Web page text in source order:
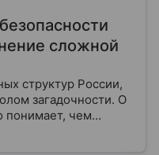
сложной
структур России,
загадочности. О
понимает, чем
служба